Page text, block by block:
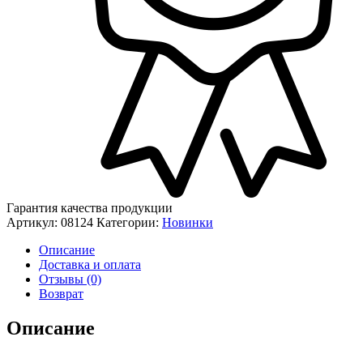
Гарантия качества продукции
Артикул: 08124 Категории: Новинки
Описание
Доставка и оплата
Отзывы (0)
Возврат
Описание